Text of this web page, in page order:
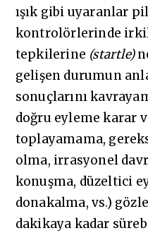
ışık gibi uyaranlar
kontrolörlerinde
tepkilerine (startle)
gelişen durumun
sonuçlarını
doğru eyleme karar
toplayamama,
olma, irrasyonel
konuşma, düzeltici
donakalma, vs.)
dakikaya kadar